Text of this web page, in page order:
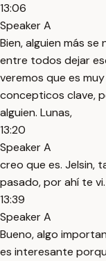
13:06
Speaker A
Bien, alguien más
entre todos dejar
veremos que es
concepticos clave,
alguien. Lunas,
13:20
Speaker A
creo que es. Jelsin,
pasado, por ahí te vi.
13:39
Speaker A
Bueno, algo
es interesante